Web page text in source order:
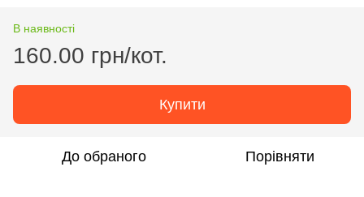
В наявності
160.00 грн/кот.
Купити
До обраного Порівняти